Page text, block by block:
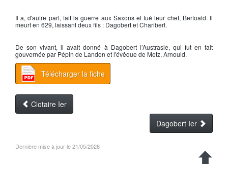
Il a, d'autre part, fait la guerre aux Saxons et tué leur chef, Bertoald. Il
meurt en 629, laissant deux fils : DagobertetCharibert.
De son vivant, il avait donné à Dagobert l’Austrasie, qui fut en fait
gouvernée par Pépin de Landen et l'évêque de Metz, Arnould.
Télécharger la fiche
Clotaire Ier
Dagobert Ier
Dernière mise à jour le 21/05/2026